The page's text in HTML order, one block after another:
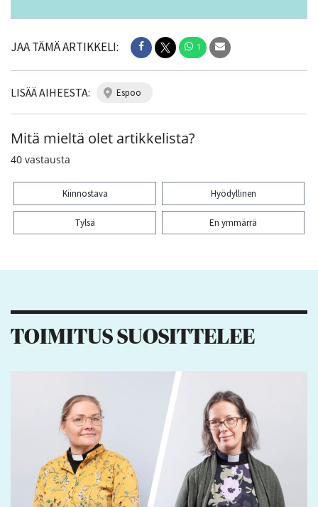
JAA TÄMÄ ARTIKKELI: 1
LISÄÄ AIHEESTA: espoo
Mitä mieltä olet artikkelista?
40 vastausta
Kiinnostava Hyödyllinen
Tylsä En ymmärrä
TOIMITUS SUOSITTELEE